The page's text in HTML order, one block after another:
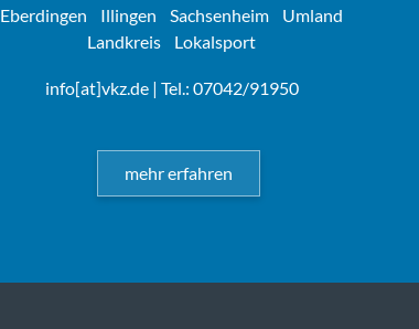
Eberdingen
Illingen Sachsenheim
Umland
Landkreis
Lokalsport
info[at]vkz.de| Tel.: 07042/91950
mehr erfahren